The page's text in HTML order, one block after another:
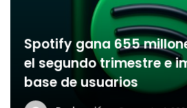
Spotify gana 655
el segundo trimestre e
base de usuarios